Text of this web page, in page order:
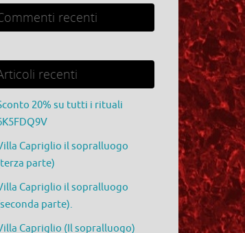
recenti
recenti
20% su tutti i rituali
Capriglio il sopralluogo
parte)
Capriglio il sopralluogo
parte).
Capriglio (Il sopralluogo)